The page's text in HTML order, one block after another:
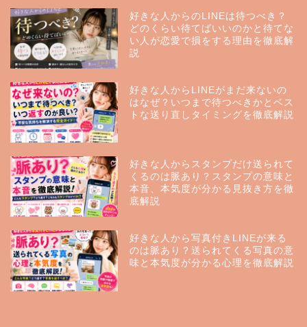
好きな人からのLINEは待つべき？
どのくらい待てばいいのかと待てな
い人が恋愛で損をする理由を徹底解
説
好きな人からLINEがまだ来ないの
はなぜ？いつまで待つべきかとベス
トな送り直しタイミングを徹底解説
好きな人からスタンプだけ送られて
くるのは脈あり？スタンプの意味と
本音、本気度が分かる見抜き方を徹
底解説
好きな人から写真付きLINEが来る
のは脈あり？送られてくる写真の意
味と本気度が分かる心理を徹底解説